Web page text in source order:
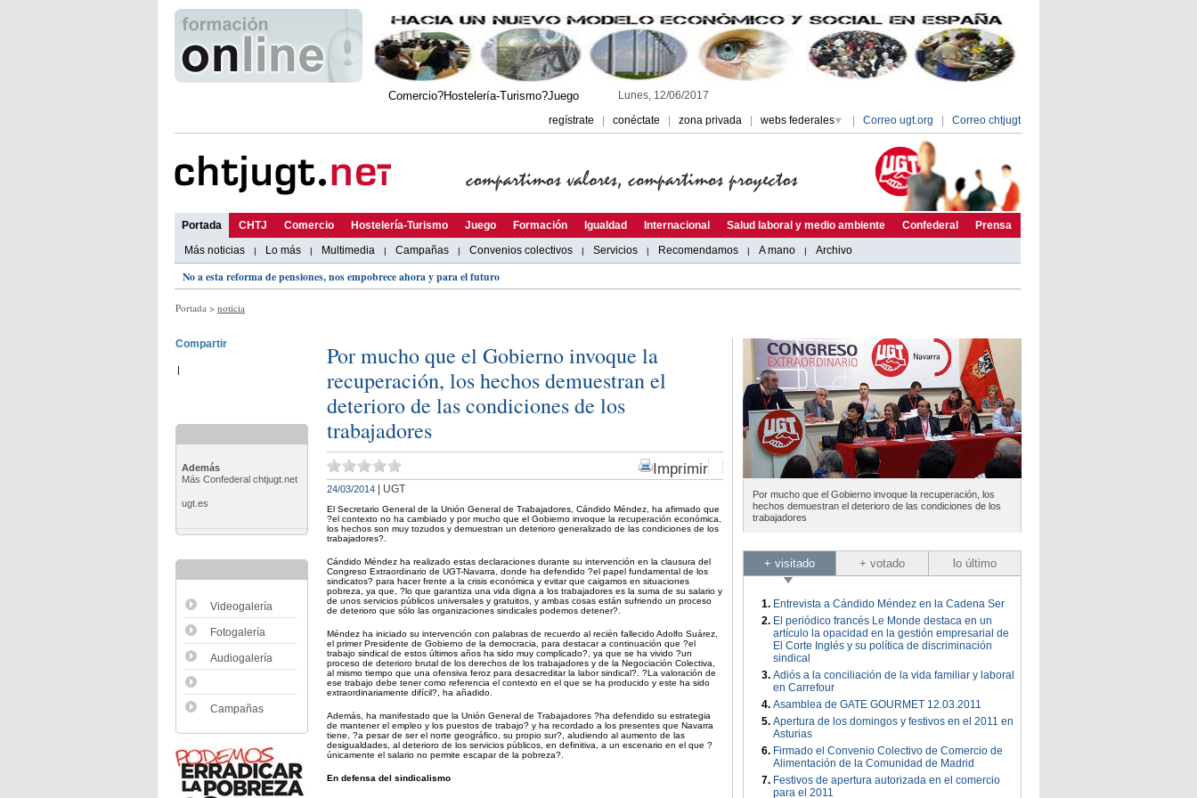
Comercio?Hostelería-Turismo?Juego
Lunes, 12/06/2017
regístrate
conéctate zona privada webs federales Correo ugt.org Correo chtjugt
Portada CHTJ Comercio Hostelería-Turismo Juego Formación Igualdad Internacional Salud laboral y medio ambiente Confederal
Prensa
Más noticias
| Lo más | Multimedia | Campañas | Convenios colectivos | Servicios | Recomendamos | A mano | Archivo
No a esta reforma de pensiones, nos empobrece ahora y para el futuro
Portada > noticia
Compartir
|
Además
Más Confederal chtjugt.net
ugt.es
Videogalería
Fotogalería
Audiogalería
Campañas
Por mucho que el Gobierno invoque la
recuperación, los hechos demuestran el
deterioro de las condiciones de los
trabajadores
Imprimir
24/03/2014 | UGT
El Secretario General de la Unión General de Trabajadores, Cándido Méndez, ha afirmado que
?el contexto no ha cambiado y por mucho que el Gobierno invoque la recuperación económica,
los hechos son muy tozudos y demuestran un deterioro generalizado de las condiciones de los
trabajadores?.
Cándido Méndez ha realizado estas declaraciones durante su intervención en la clausura del
Congreso Extraordinario de UGT-Navarra, donde ha defendido ?el papel fundamental de los
sindicatos? para hacer frente a la crisis económica y evitar que caigamos en situaciones
pobreza, ya que, ?lo que garantiza una vida digna a los trabajadores es la suma de su salario y
de unos servicios públicos universales y gratuitos, y ambas cosas están sufriendo un proceso
de deterioro que sólo las organizaciones sindicales podemos detener?.
Méndez ha iniciado su intervención con palabras de recuerdo al recién fallecido Adolfo Suárez,
el primer Presidente de Gobierno de la democracia, para destacar a continuación que ?el
trabajo sindical de estos últimos años ha sido muy complicado?, ya que se ha vivido ?un
proceso de deterioro brutal de los derechos de los trabajadores y de la Negociación Colectiva,
al mismo tiempo que una ofensiva feroz para desacreditar la labor sindical?. ?La valoración de
ese trabajo debe tener como referencia el contexto en el que se ha producido y este ha sido
extraordinariamente difícil?, ha añadido.
Además, ha manifestado que la Unión General de Trabajadores ?ha defendido su estrategia
de mantener el empleo y los puestos de trabajo? y ha recordado a los presentes que Navarra
tiene, ?a pesar de ser el norte geográfico, su propio sur?, aludiendo al aumento de las
desigualdades, al deterioro de los servicios públicos, en definitiva, a un escenario en el que ?
únicamente el salario no permite escapar de la pobreza?.
En defensa del sindicalismo
Por mucho que el Gobierno invoque la recuperación, los
hechos demuestran el deterioro de las condiciones de los
trabajadores
+ visitado + votado lo último
Entrevista a Cándido Méndez en la Cadena Ser
El periódico francés Le Monde destaca en un
artículo la opacidad en la gestión empresarial de
El Corte Inglés y su política de discriminación
sindical
Adiós a la conciliación de la vida familiar y laboral
en Carrefour
Asamblea de GATE GOURMET 12.03.2011
Apertura de los domingos y festivos en el 2011 en
Asturias
Firmado el Convenio Colectivo de Comercio de
Alimentación de la Comunidad de Madrid
Festivos de apertura autorizada en el comercio
para el 2011